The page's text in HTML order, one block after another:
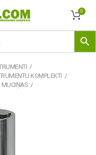
0
KOMPLEKTI
MUCIŅAS